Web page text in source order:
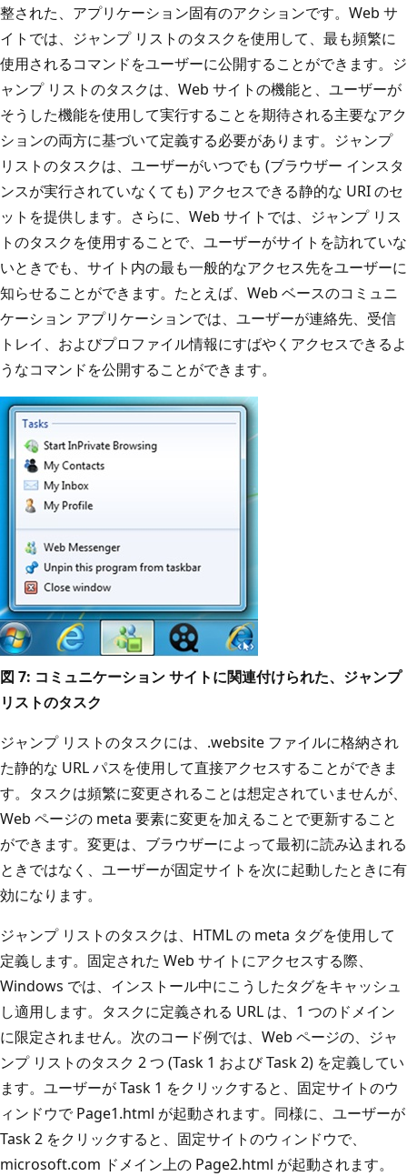
整された、アプリケーション固有のアクションです。Web サ
イトでは、ジャンプ リストのタスクを使用して、最も頻繁に
使用されるコマンドをユーザーに公開することができます。ジ
ャンプ リストのタスクは、Web サイトの機能と、ユーザーが
そうした機能を使用して実行することを期待される主要なアク
ションの両方に基づいて定義する必要があります。ジャンプ
リストのタスクは、ユーザーがいつでも (ブラウザー インスタ
ンスが実行されていなくても) アクセスできる静的な URI のセ
ットを提供します。さらに、Web サイトでは、ジャンプ リス
トのタスクを使用することで、ユーザーがサイトを訪れていな
いときでも、サイト内の最も一般的なアクセス先をユーザーに
知らせることができます。たとえば、Web ベースのコミュニ
ケーション アプリケーションでは、ユーザーが連絡先、受信
トレイ、およびプロファイル情報にすばやくアクセスできるよ
うなコマンドを公開することができます。
図 7: コミュニケーション サイトに関連付けられた、ジャンプ
リストのタスク
ジャンプ リストのタスクには、.website ファイルに格納され
た静的な URL パスを使用して直接アクセスすることができま
す。タスクは頻繁に変更されることは想定されていませんが、
Web ページの meta 要素に変更を加えることで更新すること
ができます。変更は、ブラウザーによって最初に読み込まれる
ときではなく、ユーザーが固定サイトを次に起動したときに有
効になります。
ジャンプ リストのタスクは、HTML の meta タグを使用して
定義します。固定された Web サイトにアクセスする際、
Windows では、インストール中にこうしたタグをキャッシュ
し適用します。タスクに定義される URL は、1 つのドメイン
に限定されません。次のコード例では、Web ページの、ジャ
ンプ リストのタスク 2 つ (Task 1 および Task 2) を定義してい
ます。ユーザーが Task 1 をクリックすると、固定サイトのウ
ィンドウで Page1.html が起動されます。同様に、ユーザーが
Task 2 をクリックすると、固定サイトのウィンドウで、
microsoft.com ドメイン上の Page2.html が起動されます。